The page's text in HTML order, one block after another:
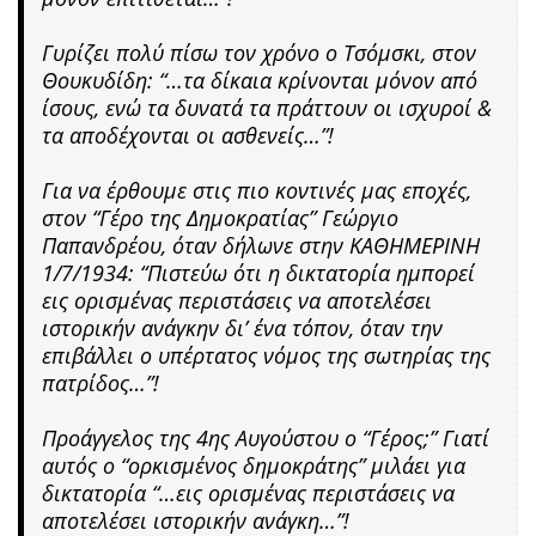
Γυρίζει πολύ πίσω τον χρόνο ο Τσόμσκι, στον
Θουκυδίδη: “…τα δίκαια κρίνονται μόνον από
ίσους, ενώ τα δυνατά τα πράττουν οι ισχυροί &
τα αποδέχονται οι ασθενείς…”!
Για να έρθουμε στις πιο κοντινές μας εποχές,
στον “Γέρο της Δημοκρατίας” Γεώργιο
Παπανδρέου, όταν δήλωνε στην ΚΑΘΗΜΕΡΙΝΗ
1/7/1934: “Πιστεύω ότι η δικτατορία ημπορεί
εις ορισμένας περιστάσεις να αποτελέσει
ιστορικήν ανάγκην δι’ ένα τόπον, όταν την
επιβάλλει ο υπέρτατος νόμος της σωτηρίας της
πατρίδος…”!
Προάγγελος της 4ης Αυγούστου ο “Γέρος;” Γιατί
αυτός ο “ορκισμένος δημοκράτης” μιλάει για
δικτατορία “…εις ορισμένας περιστάσεις να
αποτελέσει ιστορικήν ανάγκη…”!